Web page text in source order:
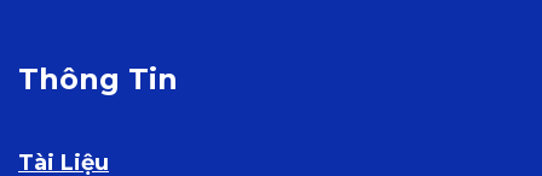
Thông Tin
Tài Liệu